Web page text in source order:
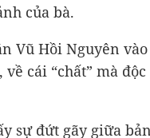
của bà.
Vũ Hồi Nguyên
cái “chất” mà
sự đứt gãy giữa